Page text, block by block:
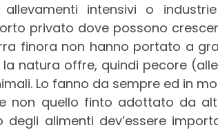
intensivi o
privato dove possono
finora non hanno portato a
natura offre, quindi pecore
Lo fanno da sempre ed in
non quello finto adottato da
degli alimenti dev’essere